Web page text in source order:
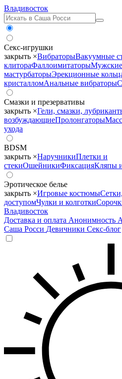
Владивосток
Секс-игрушки
закрыть ×ВибраторыВакуумные
клитораФаллоимитаторыМужские
мастурбаторыЭрекционные
кристалломАнальные вибраторы
Смазки и презервативы
закрыть ×Гели, смазки,
возбуждающиеПролонгаторы
ухода
BDSM
закрыть ×НаручникиПлетки и
стекиОшейникиФиксацияКляпы
Эротическое белье
закрыть ×Игровые костюмы
доступомЧулки и колготки
Владивосток
Доставка и оплата Анонимность
Саша Росси Девичники Секс-блог